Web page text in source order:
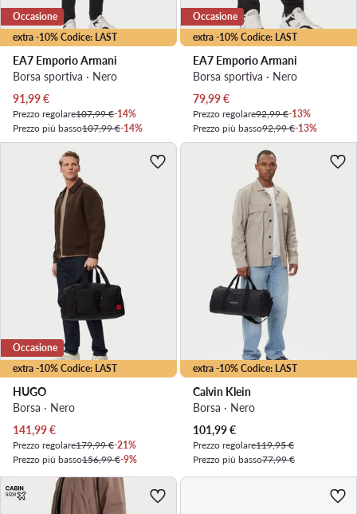
extra -10% Codice: LAST
Occasione
EA7 Emporio Armani
Borsa sportiva · Nero
Prezzo attuale
91,99€
Prezzo regolare107,99 €-14%
Prezzo più basso107,99 €-14%
extra -10% Codice: LAST
Occasione
EA7 Emporio Armani
Borsa sportiva · Nero
Prezzo attuale
79,99€
Prezzo regolare92,99 €-13%
Prezzo più basso92,99 €-13%
extra -10% Codice: LAST
Occasione
HUGO
Borsa · Nero
Prezzo attuale
141,99€
Prezzo regolare179,99 €-21%
Prezzo più basso156,99 €-9%
extra -10% Codice: LAST
Calvin Klein
Borsa · Nero
Prezzo attuale
101,99€
Prezzo regolare119,95 €
Prezzo più basso77,99 €